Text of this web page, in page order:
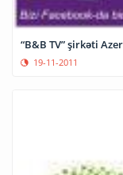
“B&B TV” şirkəti
19-11-2011